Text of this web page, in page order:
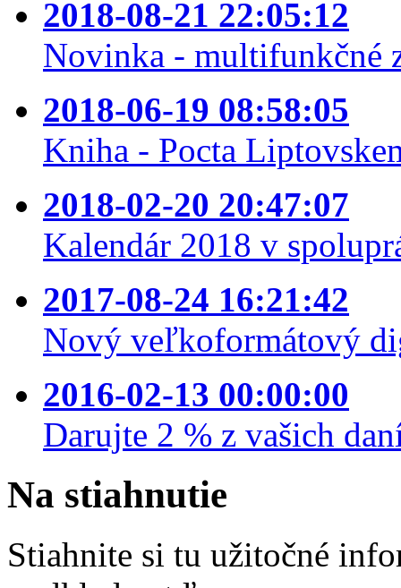
2018-08-21 22:05:12
Novinka - multifunkčné
2018-06-19 08:58:05
Kniha - Pocta
2018-02-20 20:47:07
Kalendár 2018 v
2017-08-24 16:21:42
Nový veľkoformátový
2016-02-13 00:00:00
Darujte 2 % z vašich
Na stiahnutie
Stiahnite si tu užitočné